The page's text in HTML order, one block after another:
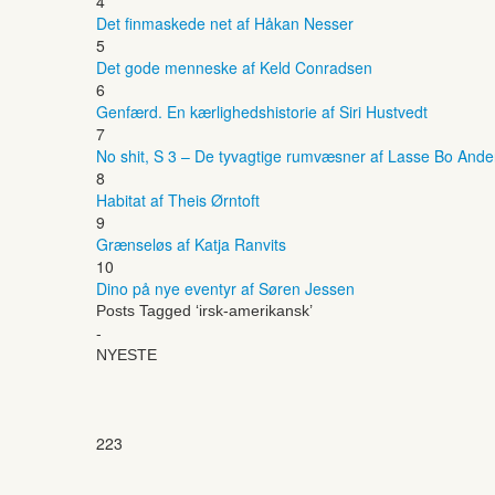
Det finmaskede net af Håkan Nesser
5
Det gode menneske af Keld Conradsen
6
Genfærd. En kærlighedshistorie af Siri Hustvedt
7
No shit, S 3 – De tyvagtige rumvæsner af Lasse Bo
8
Habitat af Theis Ørntoft
9
Grænseløs af Katja Ranvits
10
Dino på nye eventyr af Søren Jessen
Posts Tagged ‘irsk-amerikansk’
-
NYESTE
223